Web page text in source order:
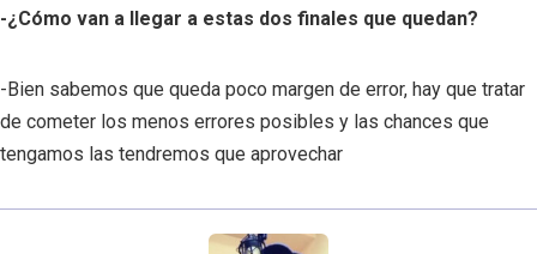
-¿Cómo van a llegar a estas dos finales que quedan?
-Bien sabemos que queda poco margen de error, hay que tratar
de cometer los menos errores posibles y las chances que
tengamos las tendremos que aprovechar